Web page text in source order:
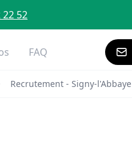
52
FAQ
Recrutement - Signy-l'Abbaye